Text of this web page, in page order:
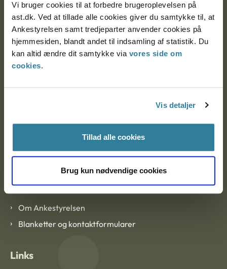
Vi bruger cookies til at forbedre brugeroplevelsen på
ast.dk. Ved at tillade alle cookies giver du samtykke til, at
Ankestyrelsen samt tredjeparter anvender cookies på
hjemmesiden, blandt andet til indsamling af statistik. Du
kan altid ændre dit samtykke via vores side om
cookies.
Vis detaljer
Tillad alle cookies
Brug kun nødvendige cookies
Nytorv 7, 2. sal
9000 Aalborg
Ankestyrelsen Aalborg
EAN: 57 98 000 35 48 21
Om Ankestyrelsen
Om Ankestyrelsen
Blanketter og kontaktformularer
Links